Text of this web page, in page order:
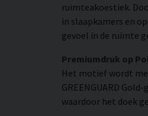
ruimteakoestiek.
in slaapkamers en
gevoel in de ruimte
Premiumdruk op
Het motief wordt
GREENGUARD
waardoor het doek